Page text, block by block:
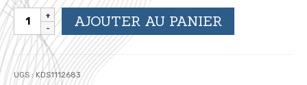
quantité
de
CABOURG
-
Lampe
de
AJOUTER AU PANIER
UGS :KDS1112683